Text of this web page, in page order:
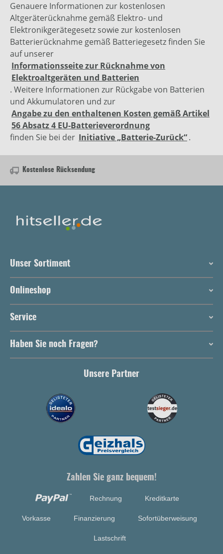
Genauere Informationen zur kostenlosen
Altgeräterücknahme gemäß Elektro- und
Elektronikgerätegesetz sowie zur kostenlosen
Batterierücknahme gemäß Batteriegesetz finden Sie
auf unserer
Informationsseite zur Rücknahme von
Elektroaltgeräten und Batterien
. Weitere Informationen zur Rückgabe von Batterien
und Akkumulatoren und zur
Angabe zu den enthaltenen Kosten gemäß Artikel
56 Absatz 4 EU-Batterieverordnung
finden Sie bei der Initiative „Batterie-Zurück“.
Kostenlose Rücksendung
Unser Sortiment
Onlineshop
Service
Haben Sie noch Fragen?
Unsere Partner
Zahlen Sie ganz bequem!
Rechnung Kreditkarte
Vorkasse Finanzierung Sofortüberweisung
Lastschrift